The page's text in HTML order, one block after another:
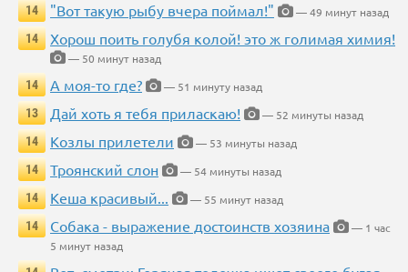
14
"Вот такую рыбу вчера поймал!"
— 49 минут назад
14
Хорош поить голубя колой! это ж голимая химия!
— 50 минут назад
14
А моя-то где?
— 51 минуту назад
13
Дай хоть я тебя приласкаю!
— 52 минуты назад
14
Козлы прилетели
— 53 минуты назад
14
Троянский слон
— 54 минуты назад
14
Кеша красивый...
— 55 минут назад
14
Собака - выражение достоинств хозяина
— 1 час
5 минут назад